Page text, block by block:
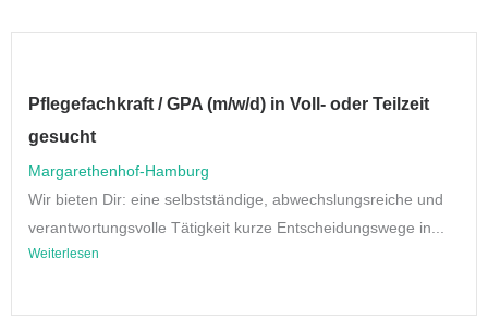
Pflegefachkraft / GPA (m/w/d) in Voll- oder Teilzeit
gesucht
Margarethenhof-Hamburg
Wir bieten Dir: eine selbstständige, abwechslungsreiche und
verantwortungsvolle Tätigkeit kurze Entscheidungswege in...
Weiterlesen